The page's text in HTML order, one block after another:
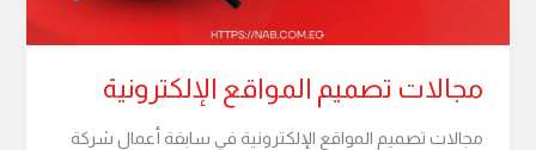
مجالات تصميم المواقع الإلكترونية
مجالات تصميم المواقع الإلكترونية في سابقة أعمال شركة